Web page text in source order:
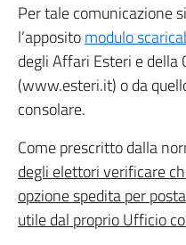
Per tale comunicazione
l’appositomodulo
degli Affari Esteri e della
(www.esteri.it) o da
consolare.
Come prescritto dalla
degli elettori verificare
opzione spedita per
utile dal proprio Ufficio